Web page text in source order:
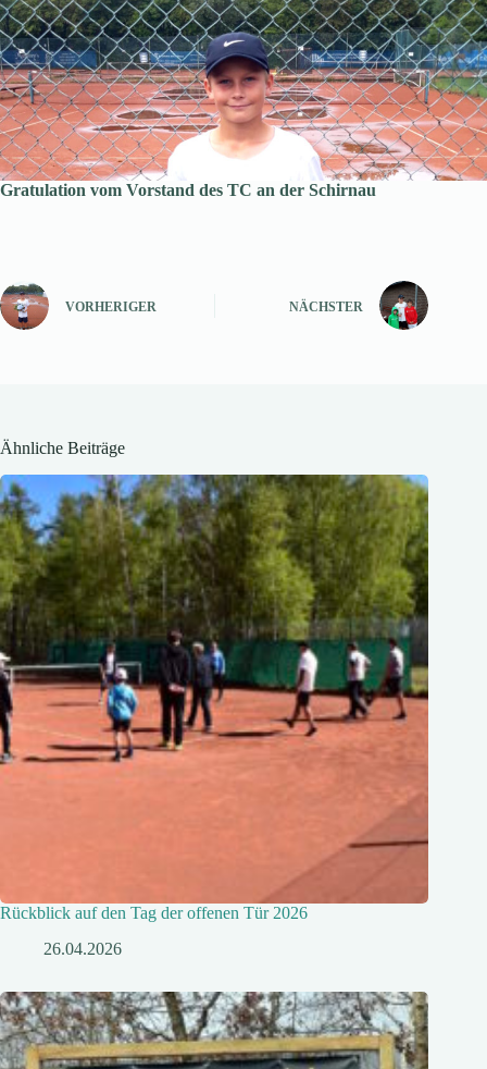
Gratulation vom Vorstand des TC an der Schirnau
VORHERIGER NÄCHSTER
Ähnliche Beiträge
Rückblick auf den Tag der offenen Tür 2026
26.04.2026